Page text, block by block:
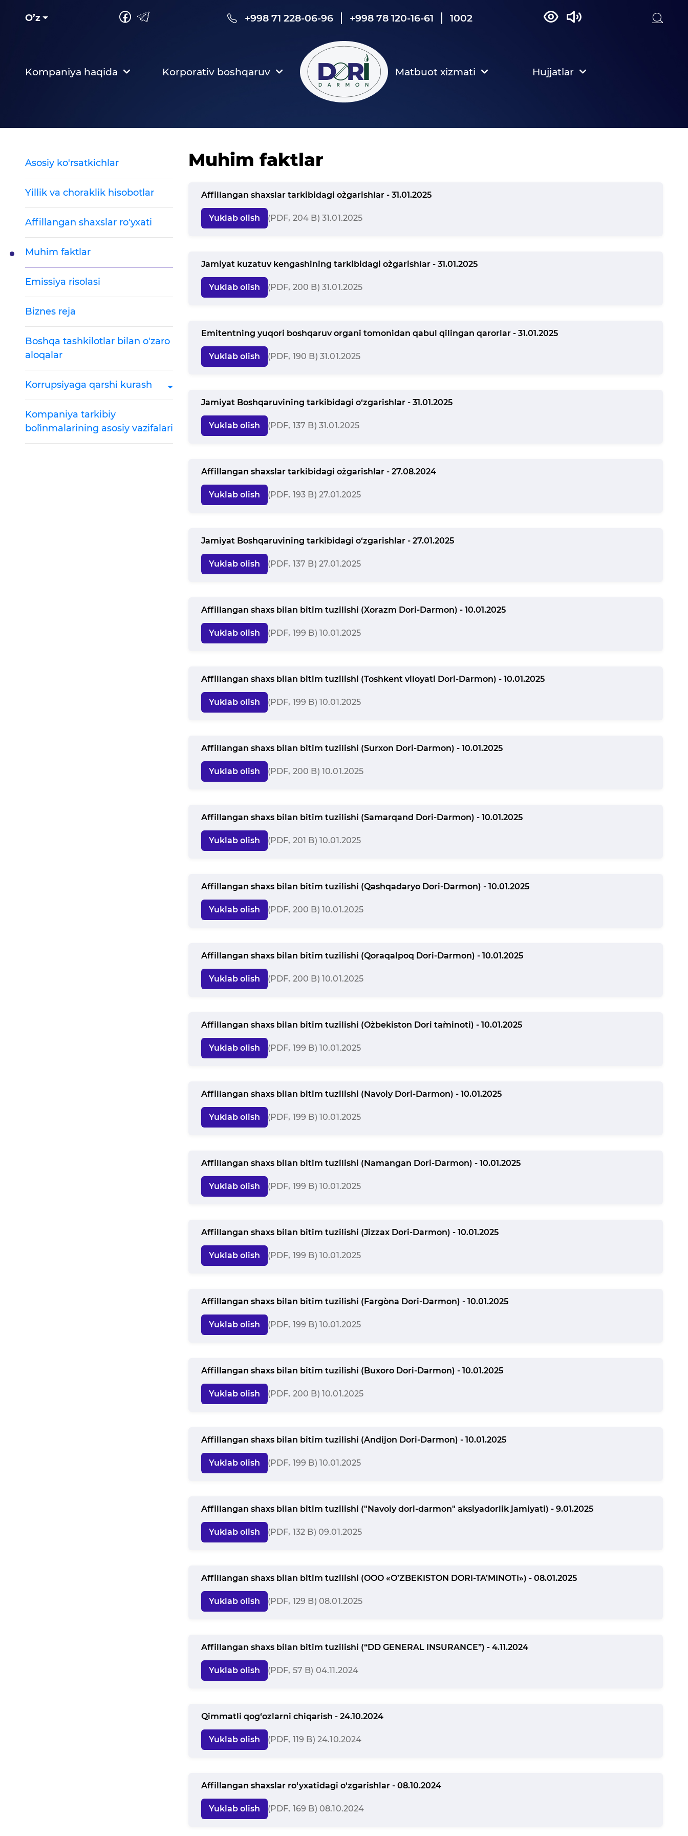
O’z +998 71 228-06-96 +998 78 120-16-61 1002
Kompaniya haqida Korporativ boshqaruv Matbuot xizmati Hujjatlar
Asosiy ko'rsatkichlar
Yillik va choraklik hisobotlar
Affillangan shaxslar ro'yxati
Muhim faktlar
Emissiya risolasi
Biznes reja
Boshqa tashkilotlar bilan o'zaro
aloqalar
Korrupsiyaga qarshi kurash
Kompaniya tarkibiy
bo`linmalarining asosiy vazifalari
Muhim faktlar
Affillangan shaxslar tarkibidagi o`zgarishlar - 31.01.2025
Yuklab olish (PDF, 204 B) 31.01.2025
Jamiyat kuzatuv kengashining tarkibidagi o`zgarishlar - 31.01.2025
Yuklab olish (PDF, 200 B) 31.01.2025
Emitentning yuqori boshqaruv organi tomonidan qabul qilingan qarorlar - 31.01.2025
Yuklab olish (PDF, 190 B) 31.01.2025
Jamiyat Boshqaruvining tarkibidagi o‘zgarishlar - 31.01.2025
Yuklab olish (PDF, 137 B) 31.01.2025
Affillangan shaxslar tarkibidagi o`zgarishlar - 27.08.2024
Yuklab olish (PDF, 193 B) 27.01.2025
Jamiyat Boshqaruvining tarkibidagi o‘zgarishlar - 27.01.2025
Yuklab olish (PDF, 137 B) 27.01.2025
Affillangan shaxs bilan bitim tuzilishi (Xorazm Dori-Darmon) - 10.01.2025
Yuklab olish (PDF, 199 B) 10.01.2025
Affillangan shaxs bilan bitim tuzilishi (Toshkent viloyati Dori-Darmon) - 10.01.2025
Yuklab olish (PDF, 199 B) 10.01.2025
Affillangan shaxs bilan bitim tuzilishi (Surxon Dori-Darmon) - 10.01.2025
Yuklab olish (PDF, 200 B) 10.01.2025
Affillangan shaxs bilan bitim tuzilishi (Samarqand Dori-Darmon) - 10.01.2025
Yuklab olish (PDF, 201 B) 10.01.2025
Affillangan shaxs bilan bitim tuzilishi (Qashqadaryo Dori-Darmon) - 10.01.2025
Yuklab olish (PDF, 200 B) 10.01.2025
Affillangan shaxs bilan bitim tuzilishi (Qoraqalpoq Dori-Darmon) - 10.01.2025
Yuklab olish (PDF, 200 B) 10.01.2025
Affillangan shaxs bilan bitim tuzilishi (O`zbekiston Dori ta`minoti) - 10.01.2025
Yuklab olish (PDF, 199 B) 10.01.2025
Affillangan shaxs bilan bitim tuzilishi (Navoiy Dori-Darmon) - 10.01.2025
Yuklab olish (PDF, 199 B) 10.01.2025
Affillangan shaxs bilan bitim tuzilishi (Namangan Dori-Darmon) - 10.01.2025
Yuklab olish (PDF, 199 B) 10.01.2025
Affillangan shaxs bilan bitim tuzilishi (Jizzax Dori-Darmon) - 10.01.2025
Yuklab olish (PDF, 199 B) 10.01.2025
Affillangan shaxs bilan bitim tuzilishi (Farg`ona Dori-Darmon) - 10.01.2025
Yuklab olish (PDF, 199 B) 10.01.2025
Affillangan shaxs bilan bitim tuzilishi (Buxoro Dori-Darmon) - 10.01.2025
Yuklab olish (PDF, 200 B) 10.01.2025
Affillangan shaxs bilan bitim tuzilishi (Andijon Dori-Darmon) - 10.01.2025
Yuklab olish (PDF, 199 B) 10.01.2025
Affillangan shaxs bilan bitim tuzilishi ("Navoiy dori-darmon" aksiyadorlik jamiyati) - 9.01.2025
Yuklab olish (PDF, 132 B) 09.01.2025
Affillangan shaxs bilan bitim tuzilishi (OOO «O’ZBEKISTON DORI-TA’MINOTI») - 08.01.2025
Yuklab olish (PDF, 129 B) 08.01.2025
Affillangan shaxs bilan bitim tuzilishi (“DD GENERAL INSURANCE”) - 4.11.2024
Yuklab olish (PDF, 57 B) 04.11.2024
Qimmatli qog‘ozlarni chiqarish - 24.10.2024
Yuklab olish (PDF, 119 B) 24.10.2024
Affillangan shaxslar ro‘yxatidagi o‘zgarishlar - 08.10.2024
Yuklab olish (PDF, 169 B) 08.10.2024